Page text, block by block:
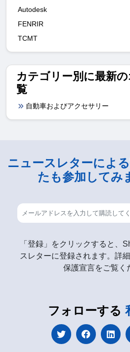
Autodesk
FENRIR
TCMT
カテゴリー別に最新
覧
自動車およびアクセサリー
ニュースレターによ
たも参加してみ
「登録」をクリックすると、
スレターに登録されます。詳
保護宣言をご覧く
フォローする